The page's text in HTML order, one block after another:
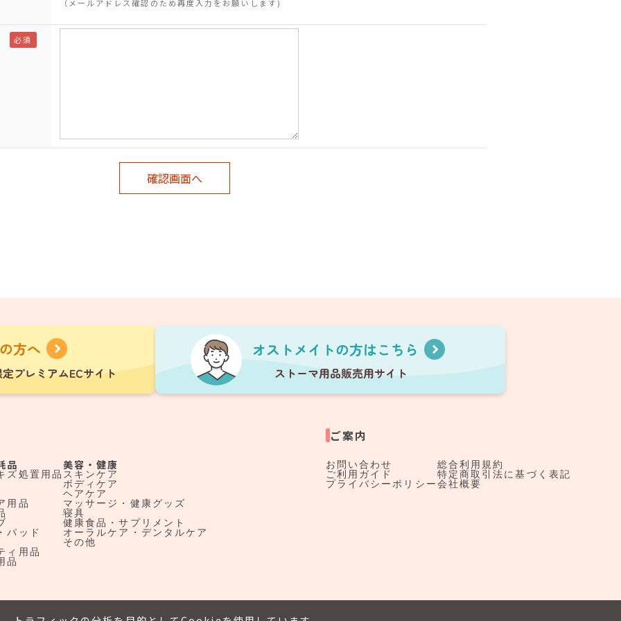
（メールアドレス確認のため再度入力をお願いします)
品
ズ処置用品
用品
パッド
ィ用品
品
美容・健康
スキンケア
ボディケア
ヘアケア
マッサージ・健康グッズ
寝具
健康食品・サプリメント
オーラルケア・デンタルケア
その他
ご案内
お問い合わせ
ご利用ガイド
プライバシーポリシー
総合利用規約
特定商取引法に基づく表記
会社概要